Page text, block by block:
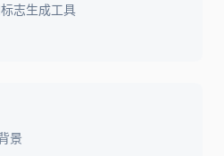
志生成工具
景